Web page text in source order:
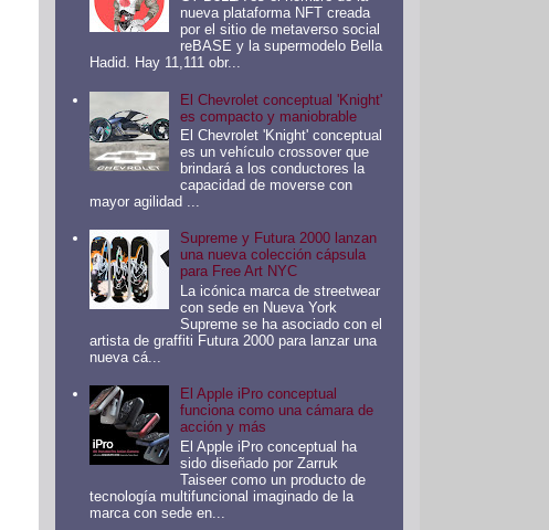
nueva plataforma NFT creada
por el sitio de metaverso social
reBASE y la supermodelo Bella
Hadid. Hay 11,111 obr...
El Chevrolet conceptual 'Knight'
es compacto y maniobrable
El Chevrolet 'Knight' conceptual
es un vehículo crossover que
brindará a los conductores la
capacidad de moverse con
mayor agilidad ...
Supreme y Futura 2000 lanzan
una nueva colección cápsula
para Free Art NYC
La icónica marca de streetwear
con sede en Nueva York
Supreme se ha asociado con el
artista de graffiti Futura 2000 para lanzar una
nueva cá...
El Apple iPro conceptual
funciona como una cámara de
acción y más
El Apple iPro conceptual ha
sido diseñado por Zarruk
Taiseer como un producto de
tecnología multifuncional imaginado de la
marca con sede en...